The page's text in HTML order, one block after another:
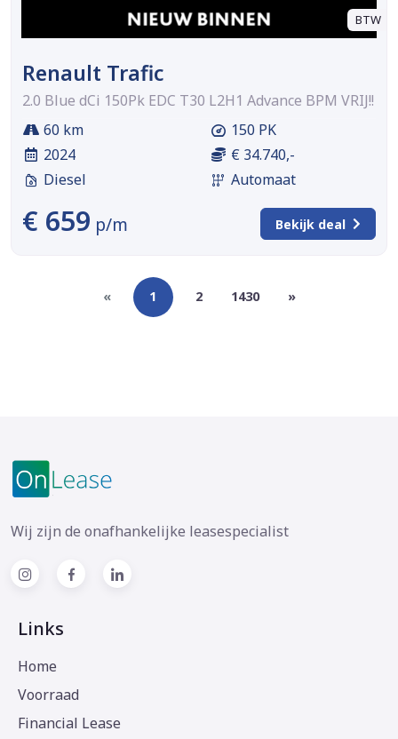
BTW
Renault Trafic
2.0 Blue dCi 150Pk EDC T30 L2H1 Advance BPM VRIJ!!
60 km
2024
Diesel
150 PK
€ 34.740,-
Automaat
€ 659 p/m Bekijk deal
« 1 2 1430 »
Wij zijn de onafhankelijke leasespecialist
Links
Home
Voorraad
Financial Lease